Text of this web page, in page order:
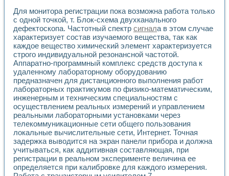
Для монитора регистрации пока возможна работа только
с одной точкой, т. Блок-схема двухканального
дефектоскопа. Частотный спектр сигнала в этом случае
характеризует состав изучаемого вещества, так как
каждое вещество химический элемент характеризуется
строго индивидуальной резонансной частотой.
Аппаратно-программный комплекс средств доступа к
удаленному лабораторному оборудованию
предназначен для дистанционного выполнения работ
лабораторных практикумов по физико-математическим,
инженерным и техническим специальностям с
осуществлением реальных измерений и управлением
реальными лабораторными установками через
телекоммуникационные сети общего пользования
локальные вычислительные сети, Интернет. Точная
задержка выводится на экран панели прибора и должна
учитываться, как аддитивная составляющая, при
регистрации в реальном эксперименте величина ее
определяется при калибровке для каждого измерения.